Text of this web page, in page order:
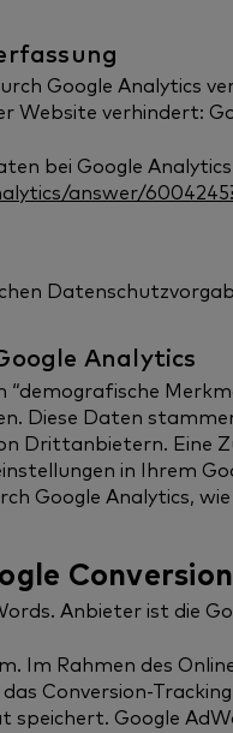
Google Analytics
Website verhindert:
bei Google
answer/
Analytics
Diese Daten
Drittanbietern. Eine
in Ihrem
Google Analytics,
Anbieter ist die
Im Rahmen des
Conversion-
Google